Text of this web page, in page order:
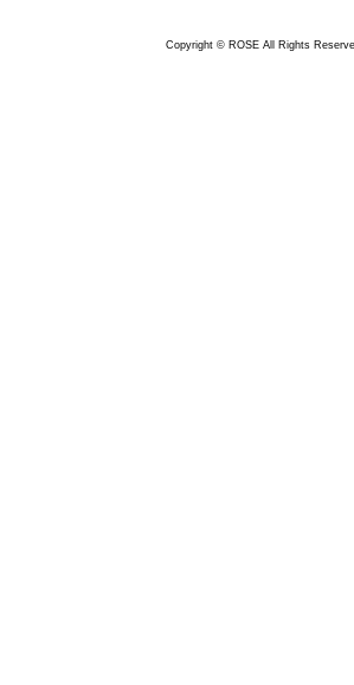
Copyright © ROSE All Rights